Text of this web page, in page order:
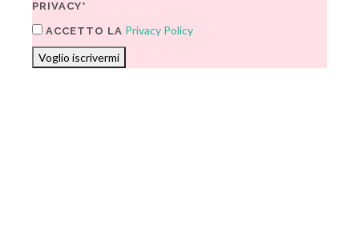
PRIVACY*
ACCETTO LA Privacy Policy
Voglio iscrivermi